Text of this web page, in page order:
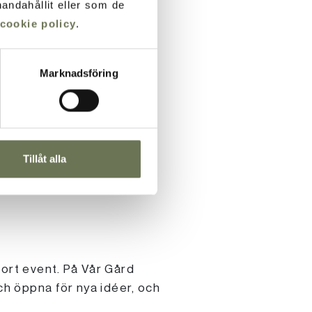
eller som de
cookie policy.
Marknadsföring
Tillåt alla
genom att ha en del av
event. På Vår Gård
öppna för nya idéer, och